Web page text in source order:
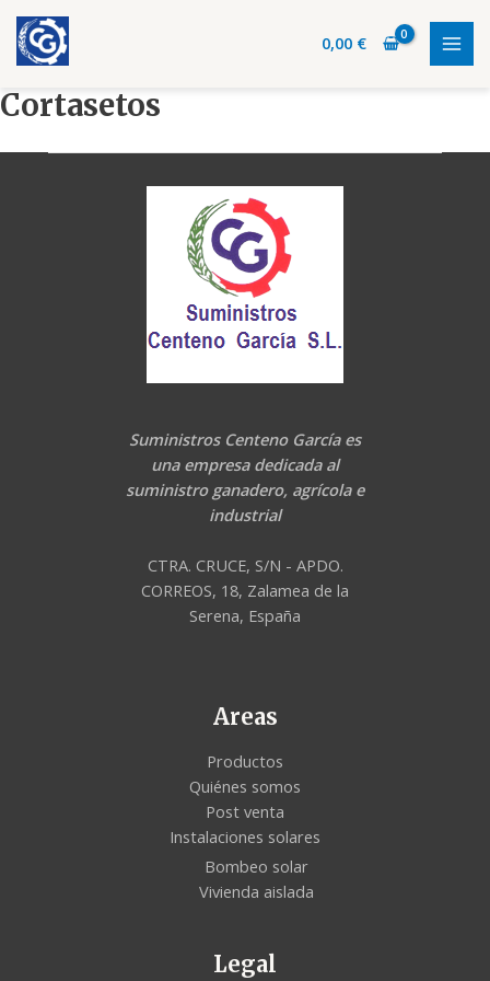
contenido
0,00 €
Cortasetos
Suministros Centeno García es
una empresa dedicada al
suministro ganadero, agrícola e
industrial
CTRA. CRUCE, S/N - APDO.
CORREOS, 18, Zalamea de la
Serena, España
Areas
Productos
Quiénes somos
Post venta
Instalaciones solares
Bombeo solar
Vivienda aislada
Legal